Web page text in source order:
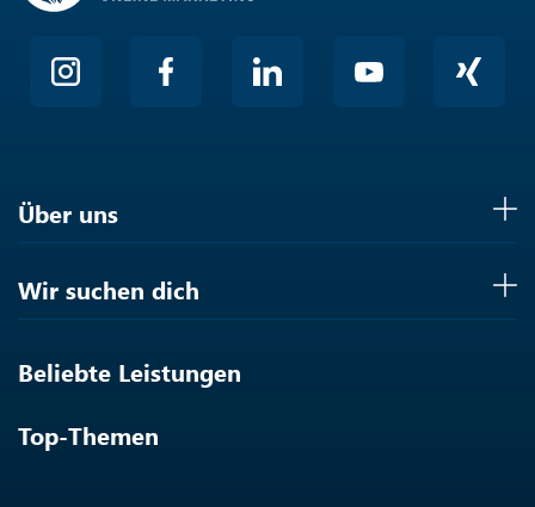
Über uns
Wir suchen dich
Beliebte Leistungen
Top-Themen